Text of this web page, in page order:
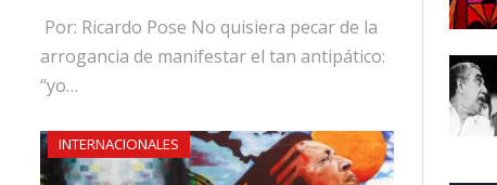
Por: Ricardo Pose No quisiera pecar de la
arrogancia de manifestar el tan antipático:
“yo…
INTERNACIONALES